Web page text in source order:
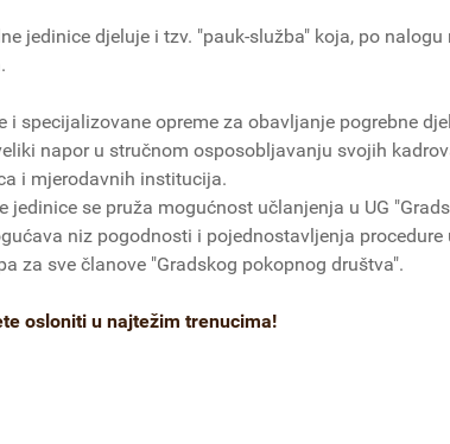
jedinice djeluje i tzv. "pauk-služba" koja, po
i specijalizovane opreme za obavljanje pogrebne
napor u stručnom osposobljavanju svojih
i mjerodavnih institucija.
jedinice se pruža mogućnost učlanjenja u UG
niz pogodnosti i pojednostavljenja
za sve članove "Gradskog pokopnog društva".
osloniti u najtežim trenucima!
zelenilo